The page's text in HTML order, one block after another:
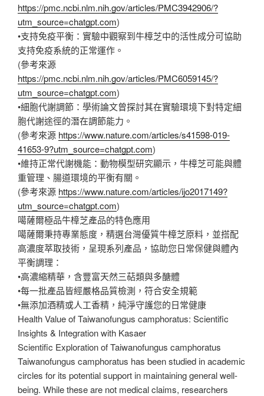
https://pmc.ncbi.nlm.nih.gov/articles/PMC3942906/?
utm_source=chatgpt.com)
•支持免疫平衡：實驗中觀察到牛樟芝中的活性成分可協助
支持免疫系統的正常運作。
(參考來源
https://pmc.ncbi.nlm.nih.gov/articles/PMC6059145/?
utm_source=chatgpt.com)
•細胞代謝調節：學術論文曾探討其在實驗環境下對特定細
胞代謝途徑的潛在調節能力。
(參考來源 https://www.nature.com/articles/s41598-019-
41653-9?utm_source=chatgpt.com)
•維持正常代謝機能：動物模型研究顯示，牛樟芝可能與體
重管理、腸道環境的平衡有關。
(參考來源 https://www.nature.com/articles/ijo2017149?
utm_source=chatgpt.com)
噶薩爾極品牛樟芝產品的特色應用
噶薩爾秉持專業態度，精選台灣優質牛樟芝原料，並搭配
高濃度萃取技術，呈現系列產品，協助您日常保健與體內
平衡調理：
•高濃縮精華，含豐富天然三萜類與多醣體
•每一批產品皆經嚴格品質檢測，符合安全規範
•無添加酒精或人工香精，純淨守護您的日常健康
Health Value of Taiwanofungus camphoratus: Scientific
Insights & Integration with Kasaer
Scientific Exploration of Taiwanofungus camphoratus
Taiwanofungus camphoratus has been studied in academic
circles for its potential support in maintaining general well-
being. While these are not medical claims, researchers